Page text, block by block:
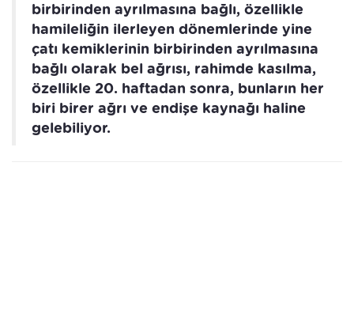
birbirinden ayrılmasına bağlı, özellikle
hamileliğin ilerleyen dönemlerinde yine
çatı kemiklerinin birbirinden ayrılmasına
bağlı olarak bel ağrısı, rahimde kasılma,
özellikle 20. haftadan sonra, bunların her
biri birer ağrı ve endişe kaynağı haline
gelebiliyor.